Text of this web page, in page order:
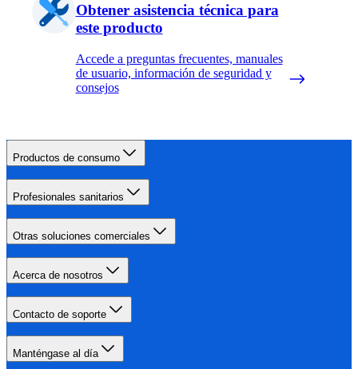
Obtener asistencia técnica para
este producto
Accede a preguntas frecuentes, manuales
de usuario, información de seguridad y
consejos
Productos de consumo
Profesionales sanitarios
Otras soluciones comerciales
Acerca de nosotros
Contacto de soporte
Manténgase al día